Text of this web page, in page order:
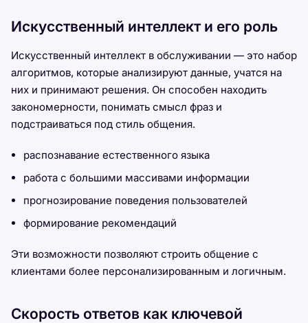
Искусственный интеллект и его роль
Искусственный интеллект в обслуживании — это набор
алгоритмов, которые анализируют данные, учатся на
них и принимают решения. Он способен находить
закономерности, понимать смысл фраз и
подстраиваться под стиль общения.
распознавание естественного языка
работа с большими массивами информации
прогнозирование поведения пользователей
формирование рекомендаций
Эти возможности позволяют строить общение с
клиентами более персонализированным и логичным.
Скорость ответов как ключевой